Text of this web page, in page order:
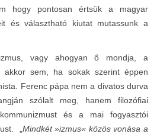
hogy pontosan értsük a magyar
és választható kiutat mutassunk a
vagy ahogyan ő mondja, a
akkor sem, ha sokak szerint éppen
Ferenc pápa nem a divatos durva
szólalt meg, hanem filozófiai
és a mai fogyasztói
„ Mindkét »izmus« közös vonása a